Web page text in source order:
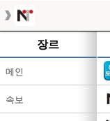
장르
메인
속보